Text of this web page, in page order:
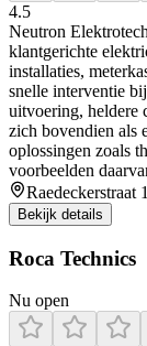
4.5
Neutron
klantgerichte
installaties,
snelle interventie
uitvoering, heldere
zich bovendien als
oplossingen zoals
voorbeelden
Bekijk details
Roca Technics
Nu open